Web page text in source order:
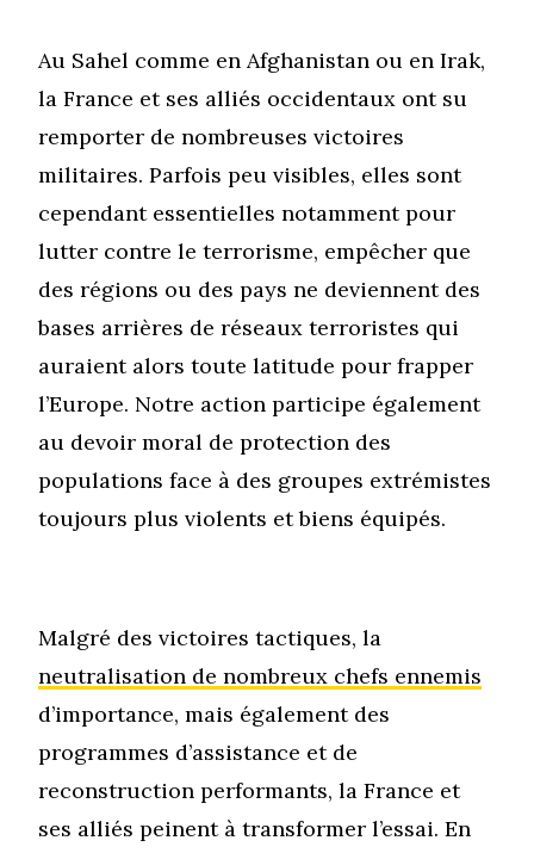
Au Sahel comme en Afghanistan ou en Irak,
la France et ses alliés occidentaux ont su
remporter de nombreuses victoires
militaires. Parfois peu visibles, elles sont
cependant essentielles notamment pour
lutter contre le terrorisme, empêcher que
des régions ou des pays ne deviennent des
bases arrières de réseaux terroristes qui
auraient alors toute latitude pour frapper
l’Europe. Notre action participe également
au devoir moral de protection des
populations face à des groupes extrémistes
toujours plus violents et biens équipés.
Malgré des victoires tactiques, la
neutralisation de nombreux chefs ennemis
d’importance, mais également des
programmes d’assistance et de
reconstruction performants, la France et
ses alliés peinent à transformer l’essai. En